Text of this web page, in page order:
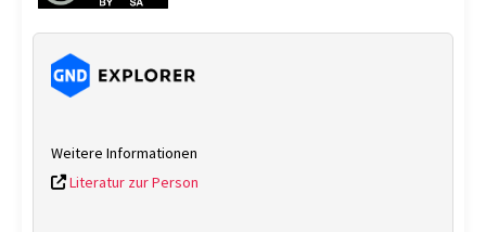
Weitere Informationen
Literatur zur Person